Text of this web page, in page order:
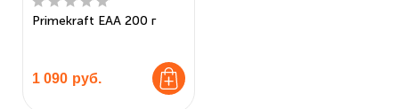
Primekraft EAA 200 г
1 090 руб.